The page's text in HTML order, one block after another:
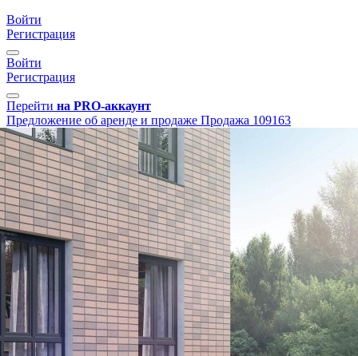
Войти
Регистрация
Войти
Регистрация
Перейти на PRO-аккаунт
Предложение об аренде и продаже Продажа 109163